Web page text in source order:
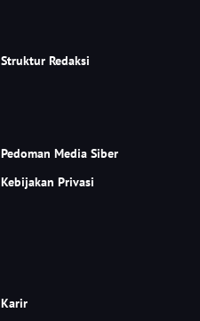
Struktur Redaksi
Pedoman Media Siber
Kebijakan Privasi
Karir